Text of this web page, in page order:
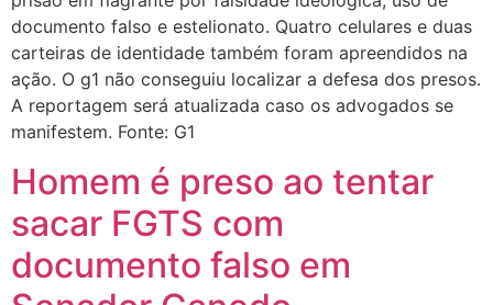
documento falso e estelionato. Quatro celulares e duas
carteiras de identidade também foram apreendidos na
ação. O g1 não conseguiu localizar a defesa dos presos.
A reportagem será atualizada caso os advogados se
manifestem. Fonte: G1
Homem é preso ao tentar
sacar FGTS com
documento falso em